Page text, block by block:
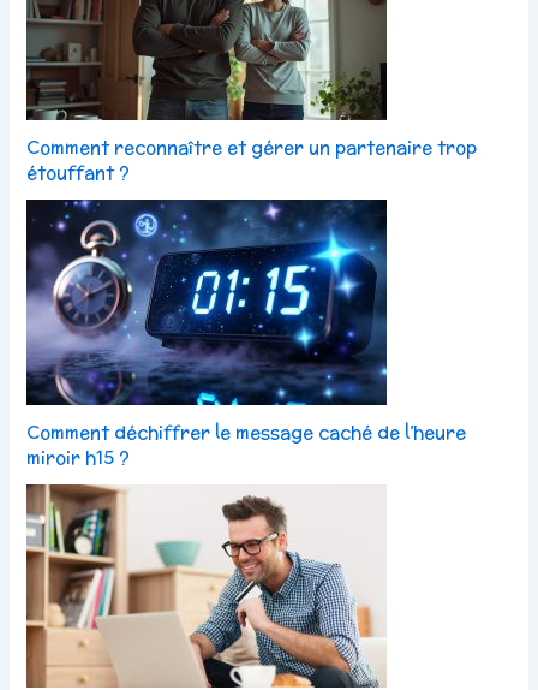
Comment reconnaître et gérer un partenaire trop
étouffant ?
Comment déchiffrer le message caché de l’heure
miroir h15 ?